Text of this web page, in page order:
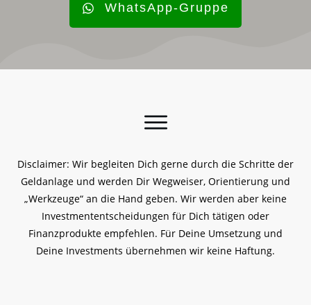
WhatsApp-Gruppe
Disclaimer: Wir begleiten Dich gerne durch die Schritte der
Geldanlage und werden Dir Wegweiser, Orientierung und
„Werkzeuge“ an die Hand geben. Wir werden aber keine
Investmententscheidungen für Dich tätigen oder
Finanzprodukte empfehlen. Für Deine Umsetzung und
Deine Investments übernehmen wir keine Haftung.